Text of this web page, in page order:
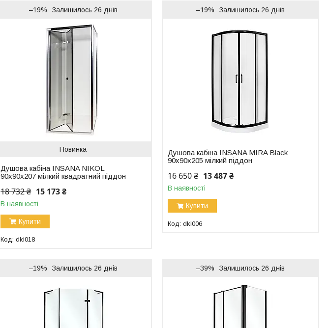
–19% Залишилось 26 днів
Новинка
Душова кабіна INSANA NIKOL
90x90x207 мілкий квадратний піддон
18 732 ₴ 15 173 ₴
В наявності
Купити
dki018
–19% Залишилось 26 днів
Душова кабіна INSANA MIRA Black
90x90x205 мілкий піддон
16 650 ₴ 13 487 ₴
В наявності
Купити
dki006
–19% Залишилось 26 днів –39% Залишилось 26 днів